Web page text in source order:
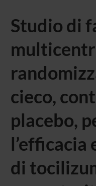
Studio di
cieco,
placebo,
l’efficacia
di